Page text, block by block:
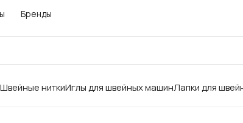
Бренды
Швейные ниткиИглы для швейных машинЛапки для